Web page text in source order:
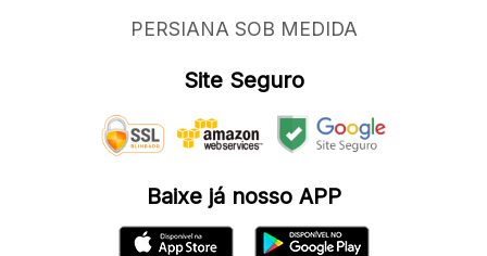
PERSIANA SOB MEDIDA
Site Seguro
Baixe já nosso APP